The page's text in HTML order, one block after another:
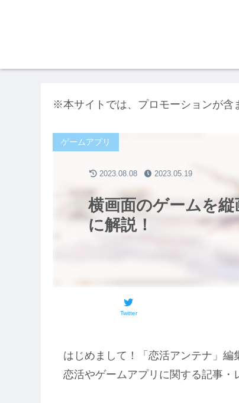
※本サイトでは、プロモーションが含
横画面のゲームを
に解説！
ゲームアプリ
Twitter
2023.08.08 2023.05.19
はじめまして！「恋活アンテナ」編
恋活やゲームアプリに関する記事・